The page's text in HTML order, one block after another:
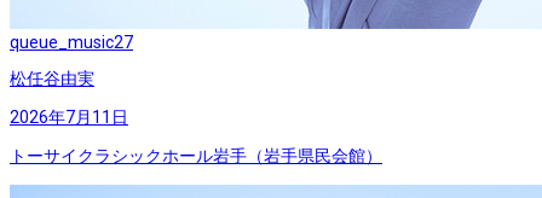
queue_music27
松任谷由実
2026年7月11日
トーサイクラシックホール岩手（岩手県民会館）